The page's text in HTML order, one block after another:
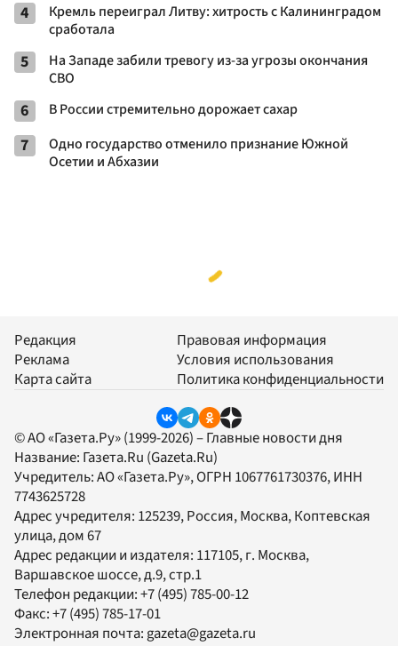
4
Кремль переиграл Литву: хитрость с Калининградом
сработала
5
На Западе забили тревогу из-за угрозы окончания
СВО
6 В России стремительно дорожает сахар
7
Одно государство отменило признание Южной
Осетии и Абхазии
Редакция
Реклама
Карта сайта
Правовая информация
Условия использования
Политика конфиденциальности
© АО «Газета.Ру» (1999-2026) – Главные новости дня
Название: Газета.Ru (Gazeta.Ru)
Учредитель:АО «Газета.Ру», ОГРН 1067761730376, ИНН
7743625728
Адрес учредителя: 125239, Россия, Москва, Коптевская
улица, дом 67
Адрес редакции и издателя: 117105, г. Москва,
Варшавское шоссе, д.9, стр.1
Телефон редакции:+7 (495) 785-00-12
Факс:+7 (495) 785-17-01
Электронная почта:gazeta@gazeta.ru